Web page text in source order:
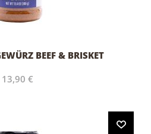
BEEF & BRISKET
13,90 €